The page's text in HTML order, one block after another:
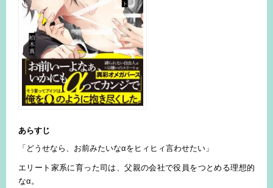
あらすじ
「どうせなら、お前みたいなαをヒィヒィ言わせたい」
エリート家系に育った司は、父親の会社で役員をつとめる理想的
なα。